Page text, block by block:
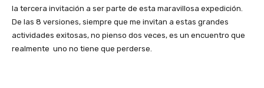
la tercera invitación a ser parte de esta maravillosa expedición.
De las 8 versiones, siempre que me invitan a estas grandes
actividades exitosas, no pienso dos veces, es un encuentro que
realmente uno no tiene que perderse.